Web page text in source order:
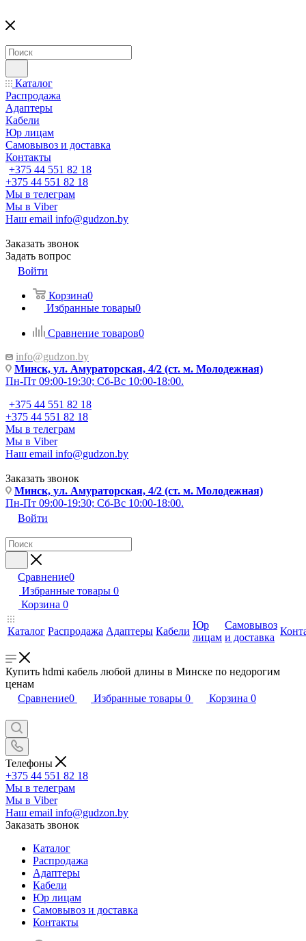
Каталог
Распродажа
Адаптеры
Кабели
Юр лицам
Самовывоз и доставка
Контакты
+375 44 551 82 18
+375 44 551 82 18
Мы в телеграм
Мы в Viber
Наш email info@gudzon.by
Заказать звонок
Задать вопрос
Войти
Корзина0
Избранные товары0
Сравнение товаров0
info@gudzon.by
Минск, ул. Амураторская, 4/2 (ст. м. Молодежная)
Пн-Пт 09:00-19:30; Сб-Вс 10:00-18:00.
+375 44 551 82 18
+375 44 551 82 18
Мы в телеграм
Мы в Viber
Наш email info@gudzon.by
Заказать звонок
Минск, ул. Амураторская, 4/2 (ст. м. Молодежная)
Пн-Пт 09:00-19:30; Сб-Вс 10:00-18:00.
Войти
Сравнение0
Избранные товары 0
Корзина 0
Каталог Распродажа Адаптеры Кабели
Юр
лицам
Самовывоз
и доставка
Купить hdmi кабель любой длины в Минске по недорогим
ценам
Сравнение0 Избранные товары 0 Корзина 0
Телефоны
+375 44 551 82 18
Мы в телеграм
Мы в Viber
Наш email info@gudzon.by
Заказать звонок
Каталог
Распродажа
Адаптеры
Кабели
Юр лицам
Самовывоз и доставка
Контакты